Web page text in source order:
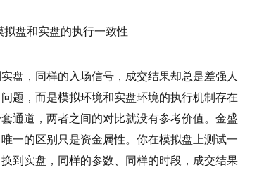
盘和实盘的执行一致性
盘，同样的入场信号，成交结果却总是差强人
题，而是模拟环境和实盘环境的执行机制存在
通道，两者之间的对比就没有参考价值。金盛
一的区别只是资金属性。你在模拟盘上测试一
到实盘，同样的参数、同样的时段，成交结果